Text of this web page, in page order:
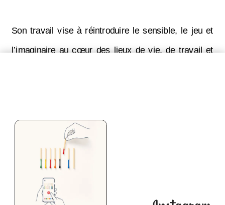
Son travail vise à réintroduire le sensible, le jeu et
l’imaginaire au cœur des lieux de vie, de travail et